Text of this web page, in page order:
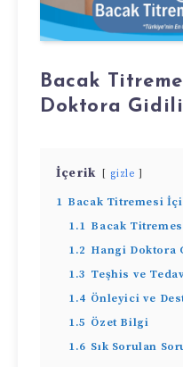
Bacak
Doktora
İçerik gizle
1 Bacak Titremesi
1.1 Bacak
1.2 Hangi Doktora
1.3 Teşhis ve
1.4 Önleyici ve
1.5 Özet Bilgi
1.6 Sık Sorulan